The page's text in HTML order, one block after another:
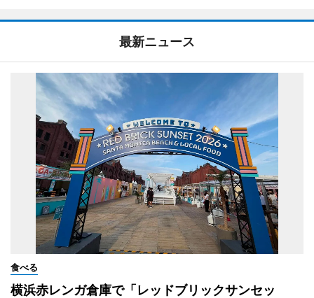
最新ニュース
食べる
横浜赤レンガ倉庫で「レッドブリックサンセッ